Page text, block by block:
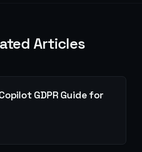
Articles
GDPR Guide for